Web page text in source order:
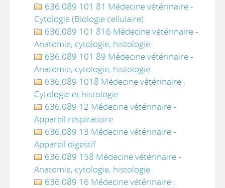
636.089 101 81 Médecine vétérinaire -
Cytologie (Biologie cellulaire)
636.089 101 816 Médecine vétérinaire -
Anatomie, cytologie, histologie
636.089 101 89 Médecine vétérinaire -
Anatomie, cytologie, histologie
636.089 1018 Médecine vétérinaire :
Cytologie et histologie
636.089 12 Médecine vétérinaire -
Appareil respiratoire
636.089 13 Médecine vétérinaire -
Appareil digestif
636.089 158 Médecine vétérinaire -
Anatomie, cytologie, histologie
636.089 16 Médecine vétérinaire :